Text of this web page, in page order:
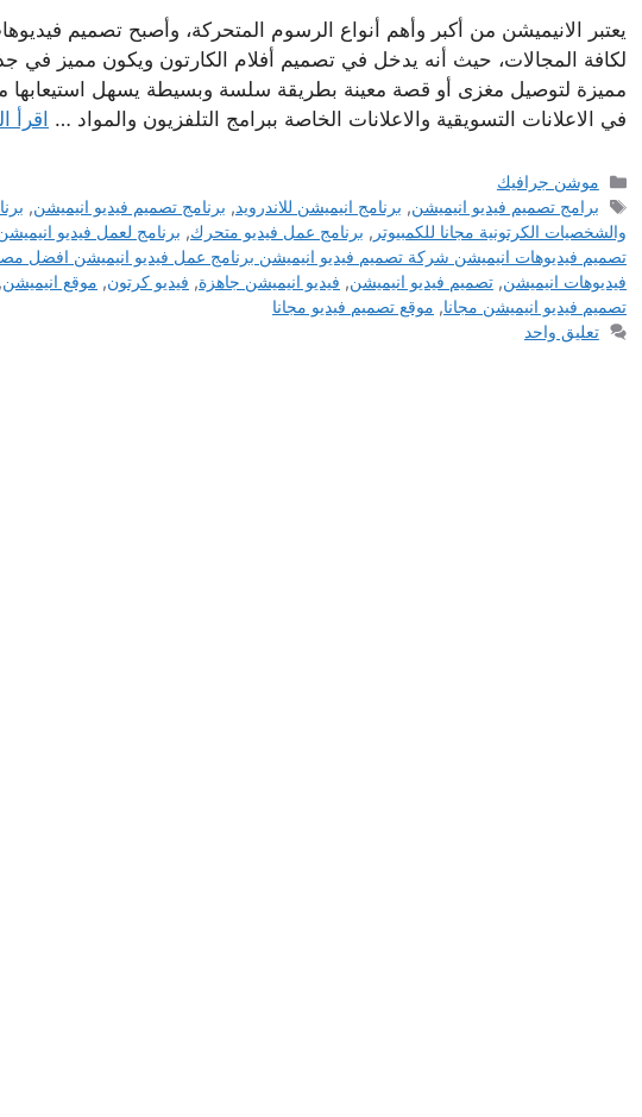
يعتبر الانيميشن من أكبر وأهم أنواع الرسوم المتحركة، وأصبح تصميم
لكافة المجالات، حيث أنه يدخل في تصميم أفلام الكارتون ويكون مميز في
مميزة لتوصيل مغزى أو قصة معينة بطريقة سلسة وبسيطة يسهل استيعابها
في الاعلانات التسويقية والاعلانات الخاصة ببرامج التلفزيون والمواد …
اقرأ
التصنيفات
موشن جرافيك
الوسوم
برامج تصميم فيديو انيميشن, برنامج انيميشن للاندرويد, برنامج تصميم فيديو انيميشن,
والشخصيات الكرتونية مجانا للكمبيوتر , برنامج عمل فيديو متحرك, برنامج لعمل فيديو
تصميم فيديوهات انيميشن شركة تصميم فيديو انيميشن برنامج عمل فيديو انيميشن افضل
فيديوهات انيميشن, تصميم فيديو انيميشن, فيديو انيميشن جاهزة, فيديو كرتون, موقع انيميشن,
تصميم فيديو انيميشن مجانا, موقع تصميم فيديو مجانا
تعليق واحد